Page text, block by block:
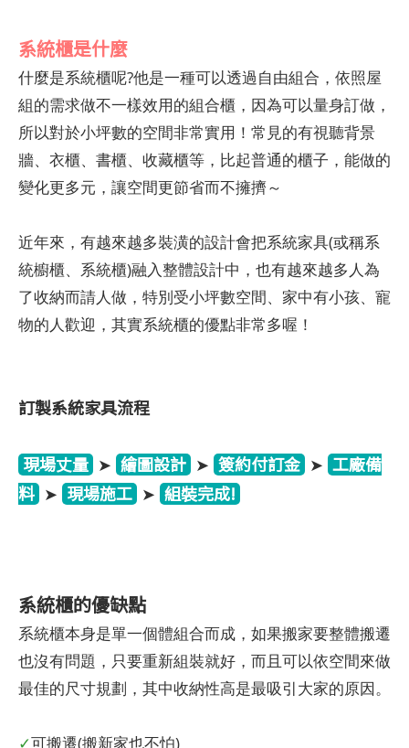
系統櫃是什麼
什麼是系統櫃呢?他是一種可以透過自由組合，依照屋
組的需求做不一樣效用的組合櫃，因為可以量身訂做，
所以對於小坪數的空間非常實用！常見的有視聽背景
牆、衣櫃、書櫃、收藏櫃等，比起普通的櫃子，能做的
變化更多元，讓空間更節省而不擁擠～
近年來，有越來越多裝潢的設計會把系統家具(或稱系
統櫥櫃、系統櫃)融入整體設計中，也有越來越多人為
了收納而請人做，特別受小坪數空間、家中有小孩、寵
物的人歡迎，其實系統櫃的優點非常多喔！
訂製系統家具流程
現場丈量 ➤ 繪圖設計 ➤ 簽約付訂金 ➤ 工廠備
料 ➤ 現場施工 ➤ 組裝完成!
系統櫃的優缺點
系統櫃本身是單一個體組合而成，如果搬家要整體搬遷
也沒有問題，只要重新組裝就好，而且可以依空間來做
最佳的尺寸規劃，其中收納性高是最吸引大家的原因。
✓可搬遷(搬新家也不怕)